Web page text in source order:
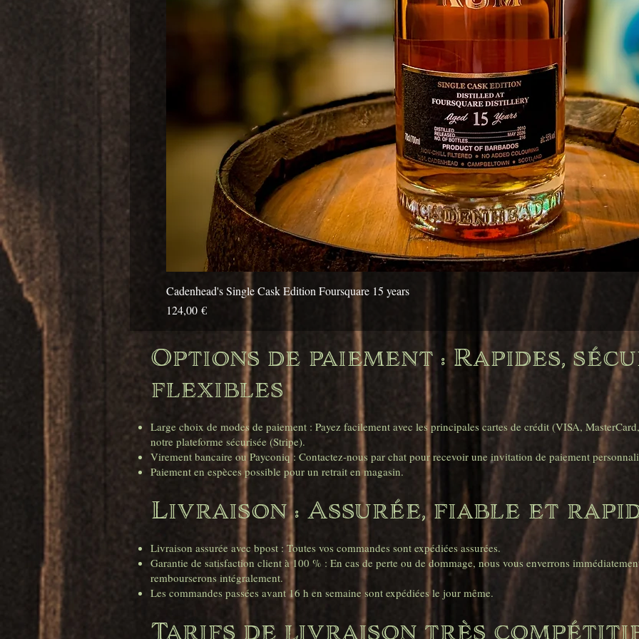
Cadenhead's Single Cask Edition Foursquare 15 years
Prix
124,00 €
Options de paiement : Rapides,
flexibles
Large choix de modes de paiement : Payez facilement avec les principales cartes de crédit (VISA,
notre plateforme sécurisée (Stripe).
Virement bancaire ou Payconiq : Contactez-nous par chat pour recevoir une invitation de paiement
Paiement en espèces possible pour un retrait en magasin.
Livraison : Assurée, fiable et
Livraison assurée avec bpost : Toutes vos commandes sont expédiées assurées.
Garantie de satisfaction client à 100 % : En cas de perte ou de dommage, nous vous enverrons
rembourserons intégralement.
Les commandes passées avant 16 h en semaine sont expédiées le jour même.
Tarifs de livraison très